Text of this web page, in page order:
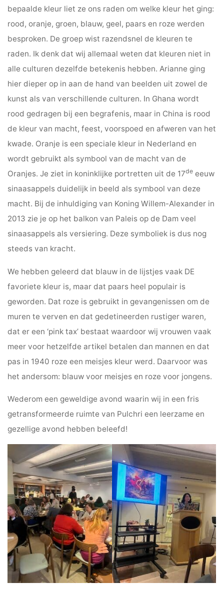
bepaalde kleur liet ze ons raden om welke kleur het ging:
rood, oranje, groen, blauw, geel, paars en roze werden
besproken. De groep wist razendsnel de kleuren te
raden. Ik denk dat wij allemaal weten dat kleuren niet in
alle culturen dezelfde betekenis hebben. Arianne ging
hier dieper op in aan de hand van beelden uit zowel de
kunst als van verschillende culturen. In Ghana wordt
rood gedragen bij een begrafenis, maar in China is rood
de kleur van macht, feest, voorspoed en afweren van het
kwade. Oranje is een speciale kleur in Nederland en
wordt gebruikt als symbool van de macht van de
Oranjes. Je ziet in koninklijke portretten uit de 17de eeuw
sinaasappels duidelijk in beeld als symbool van deze
macht. Bij de inhuldiging van Koning Willem-Alexander in
2013 zie je op het balkon van Paleis op de Dam veel
sinaasappels als versiering. Deze symboliek is dus nog
steeds van kracht.
We hebben geleerd dat blauw in de lijstjes vaak DE
favoriete kleur is, maar dat paars heel populair is
geworden. Dat roze is gebruikt in gevangenissen om de
muren te verven en dat gedetineerden rustiger waren,
dat er een ‘pink tax’ bestaat waardoor wij vrouwen vaak
meer voor hetzelfde artikel betalen dan mannen en dat
pas in 1940 roze een meisjes kleur werd. Daarvoor was
het andersom: blauw voor meisjes en roze voor jongens.
Wederom een geweldige avond waarin wij in een fris
getransformeerde ruimte van Pulchri een leerzame en
gezellige avond hebben beleefd!